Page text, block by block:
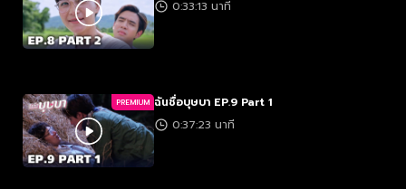
0:33:13 นาที
PREMIUM ฉันชื่อบุษบา EP.9 Part 1
0:37:23 นาที